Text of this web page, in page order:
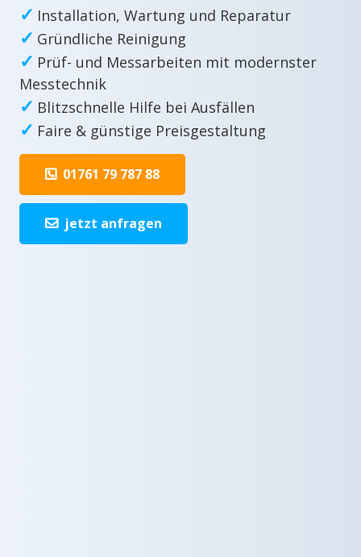
✓ Installation, Wartung und Reparatur
✓ Gründliche Reinigung
✓ Prüf- und Messarbeiten mit modernster
Messtechnik
✓ Blitzschnelle Hilfe bei Ausfällen
✓ Faire & günstige Preisgestaltung
01761 79 787 88
jetzt anfragen